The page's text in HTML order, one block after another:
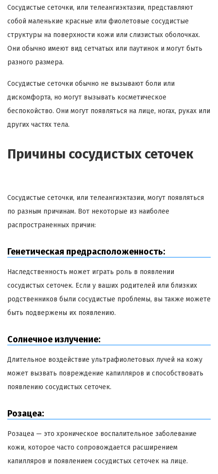
Сосудистые сеточки, или телеангиэктазии, представляют
собой маленькие красные или фиолетовые сосудистые
структуры на поверхности кожи или слизистых оболочках.
Они обычно имеют вид сетчатых или паутинок и могут быть
разного размера.
Сосудистые сеточки обычно не вызывают боли или
дискомфорта, но могут вызывать косметическое
беспокойство. Они могут появляться на лице, ногах, руках или
других частях тела.
Причины сосудистых сеточек
Сосудистые сеточки, или телеангиэктазии, могут появляться
по разным причинам. Вот некоторые из наиболее
распространенных причин:
Генетическая предрасположенность:
Наследственность может играть роль в появлении
сосудистых сеточек. Если у ваших родителей или близких
родственников были сосудистые проблемы, вы также можете
быть подвержены их появлению.
Солнечное излучение:
Длительное воздействие ультрафиолетовых лучей на кожу
может вызвать повреждение капилляров и способствовать
появлению сосудистых сеточек.
Розацеа:
Розацеа — это хроническое воспалительное заболевание
кожи, которое часто сопровождается расширением
капилляров и появлением сосудистых сеточек на лице.